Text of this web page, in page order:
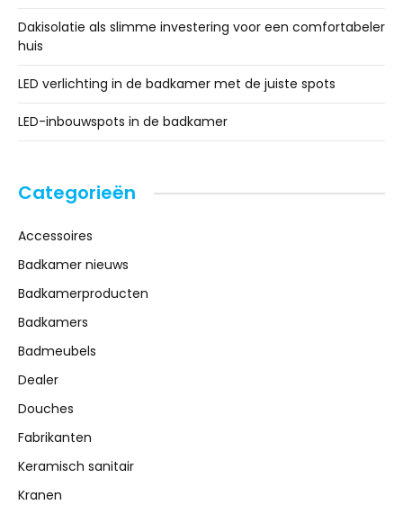
Dakisolatie als slimme investering voor een comfortabeler
huis
LED verlichting in de badkamer met de juiste spots
LED-inbouwspots in de badkamer
Categorieën
Accessoires
Badkamer nieuws
Badkamerproducten
Badkamers
Badmeubels
Dealer
Douches
Fabrikanten
Keramisch sanitair
Kranen